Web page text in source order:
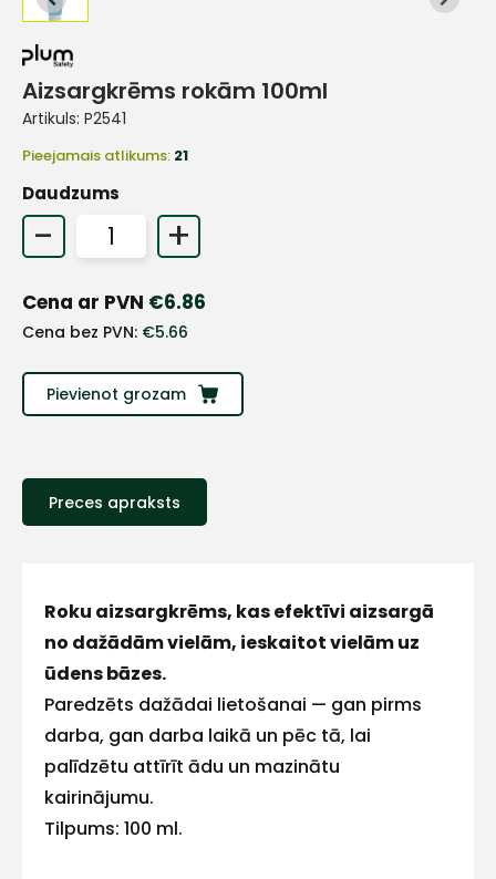
Aizsargkrēms rokām 100ml
Artikuls: P2541
Pieejamais atlikums: 21
Daudzums
- +
Cena ar PVN €6.86
Cena bez PVN: €5.66
Pievienot grozam
Preces apraksts
Roku aizsargkrēms, kas efektīvi aizsargā
no dažādām vielām, ieskaitot vielām uz
ūdens bāzes.
Paredzēts dažādai lietošanai — gan pirms
darba, gan darba laikā un pēc tā, lai
palīdzētu attīrīt ādu un mazinātu
kairinājumu.
Tilpums: 100 ml.
ātrāk
Vārds
E-pasts
+